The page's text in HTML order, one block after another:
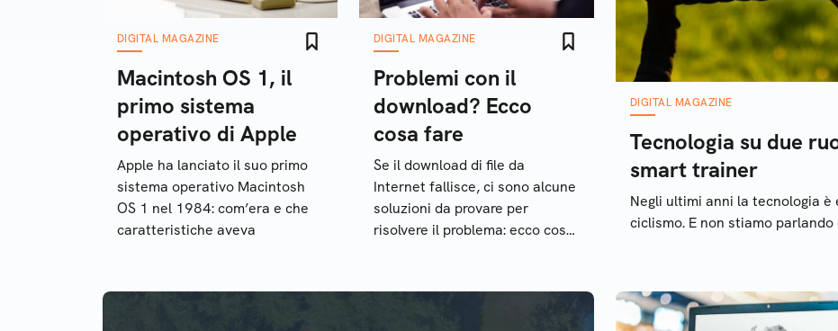
DIGITAL MAGAZINE
Macintosh OS 1, il
primo sistema
operativo di Apple
Apple ha lanciato il suo primo
sistema operativo Macintosh
OS 1 nel 1984: com’era e che
caratteristiche aveva
DIGITAL MAGAZINE
Problemi con il
download? Ecco
cosa fare
Se il download di file da
Internet fallisce, ci sono alcune
soluzioni da provare per
risolvere il problema: ecco cosa
DIGITAL MAGAZINE
Tecnologia su due
smart trainer
Negli ultimi anni la tecnologia
ciclismo. E non stiamo